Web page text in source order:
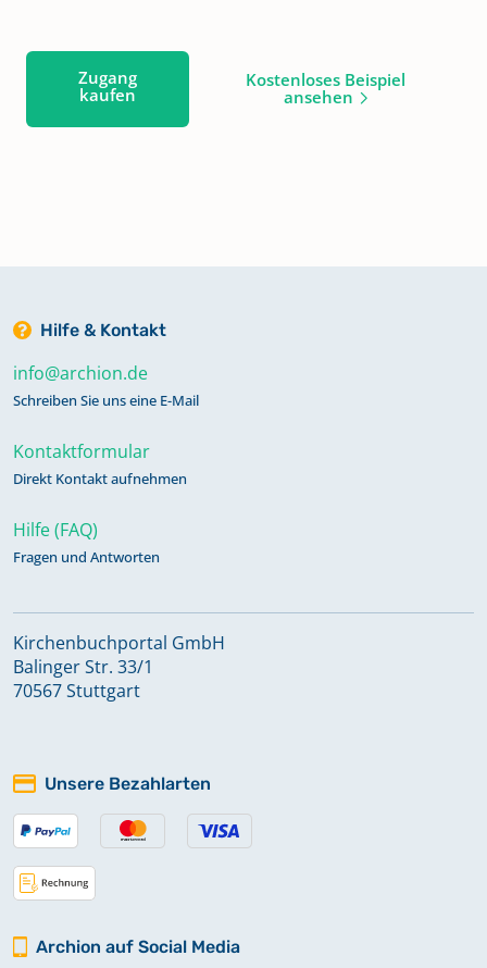
Zugang
kaufen
Kostenloses Beispiel
ansehen
Hilfe & Kontakt
info@archion.de
Schreiben Sie uns eine E-Mail
Kontaktformular
Direkt Kontakt aufnehmen
Hilfe (FAQ)
Fragen und Antworten
Kirchenbuchportal GmbH
Balinger Str. 33/1
70567 Stuttgart
Unsere Bezahlarten
Archion auf Social Media